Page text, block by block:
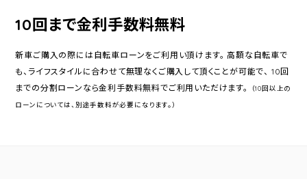
10回まで金利手数料無料
新車ご購入の際には自転車ローンをご利用い頂けます。 高額な自転車で
も、ライフスタイルに合わせて無理なくご購入して頂くことが可能で、 10回
までの分割ローンなら金利手数料無料でご利用いただけます。
（10回以上の
ローンについては、別途手数料が必要になります。）